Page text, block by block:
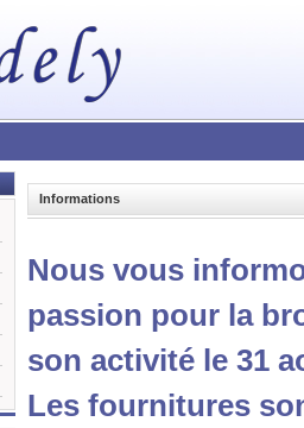
Informations
Nous vous
passion pour la
son activité le 31
Les fournitures